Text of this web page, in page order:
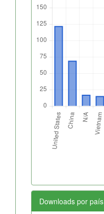
Downloads por país